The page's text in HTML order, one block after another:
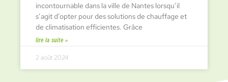
incontournable dans la ville de Nantes lorsqu’il
s’agit d’opter pour des solutions de chauffage et
de climatisation efficientes. Grâce
lire la suite »
2 août 2024